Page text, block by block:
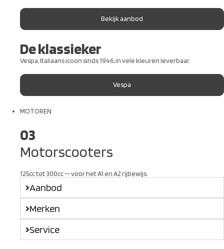
Bekijk aanbod
De klassieker
Vespa, Italiaans icoon sinds 1946, in vele kleuren leverbaar.
Vespa
MOTOREN
03
Motorscooters
125cc tot 300cc — voor het A1 en A2 rijbewijs.
Aanbod
Merken
Service